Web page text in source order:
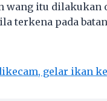
wang itu dilakukan
terkena pada
gelar ikan